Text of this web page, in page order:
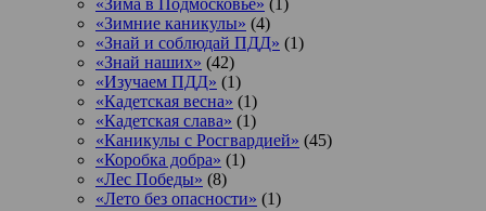
«Зима в Подмосковье» (1)
«Зимние каникулы» (4)
«Знай и соблюдай ПДД» (1)
«Знай наших» (42)
«Изучаем ПДД» (1)
«Кадетская весна» (1)
«Кадетская слава» (1)
«Каникулы с Росгвардией» (45)
«Коробка добра» (1)
«Лес Победы» (8)
«Лето без опасности» (1)